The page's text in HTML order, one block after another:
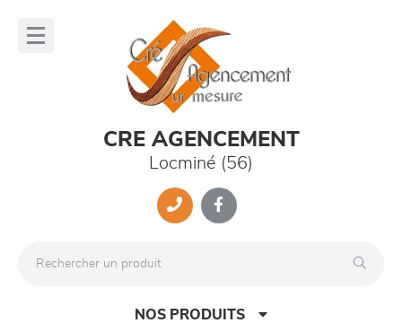
CRE AGENCEMENT
Locminé (56)
NOS PRODUITS